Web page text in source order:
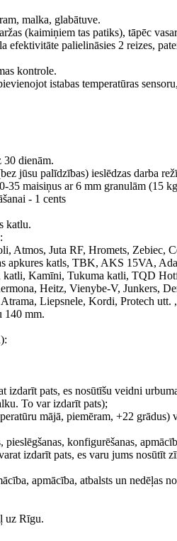
malka, glabātuve.
(kaimiņiem tas patiks), tāpēc
palielināsies 2 reizes,
kontrole.
istabas temperatūras
30 dienām.
jūsu palīdzības) ieslēdzas darba
35 maisiņus ar 6 mm granulām (15
- 1 cents
katlu.
Atmos, Juta RF, Hromets, Zebiec,
apkures katls, TBK, AKS 15VA,
katli, Kamīni, Tukuma katli, TQD
Heitz, Vienybe-V, Junkers,
Liepsnele, Kordi, Protech utt.
140 mm.
izdarīt pats, es nosūtīšu veidni
To var izdarīt pats);
mājā, piemēram, +22 grādus)
konfigurēšanas,
izdarīt pats, es varu jums nosūtīt
apmācība, atbalsts un nedēļas
uz Rīgu.